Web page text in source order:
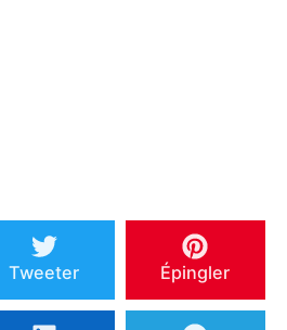
Tweeter Épingler